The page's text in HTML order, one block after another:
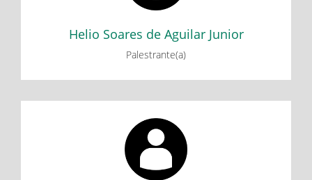
Helio Soares de Aguilar Junior
Palestrante(a)
Iandra Batista Gomes
Minicurso: Dispositivos de contagem do tempo: Algumas
histórias e experimentações - Parte 2
Minicurso: Dispositivos de contagem do tempo: Algumas